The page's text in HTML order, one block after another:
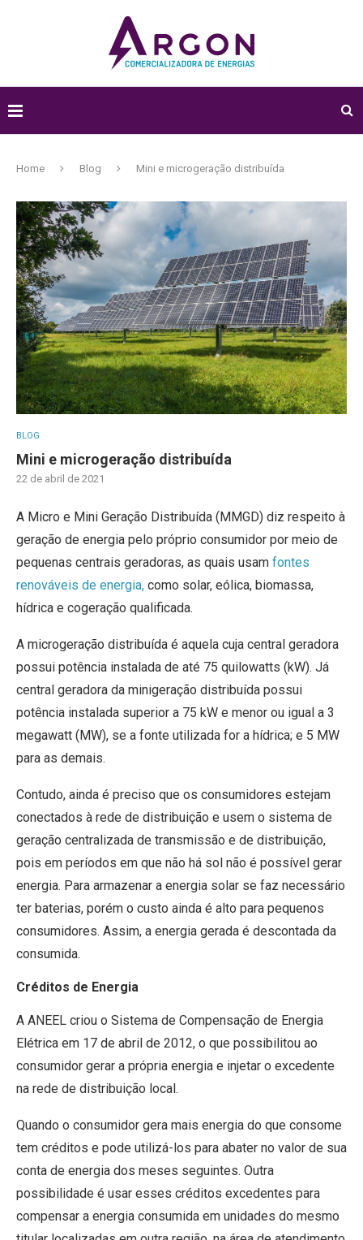
Home Blog Mini e microgeração distribuída
BLOG
Mini e microgeração distribuída
22 de abril de 2021
A Micro e Mini Geração Distribuída (MMGD) diz respeito à
geração de energia pelo próprio consumidor por meio de
pequenas centrais geradoras, as quais usam fontes
renováveis de energia, como solar, eólica, biomassa,
hídrica e cogeração qualificada.
A microgeração distribuída é aquela cuja central geradora
possui potência instalada de até 75 quilowatts (kW). Já
central geradora da minigeração distribuída possui
potência instalada superior a 75 kW e menor ou igual a 3
megawatt (MW), se a fonte utilizada for a hídrica; e 5 MW
para as demais.
Contudo, ainda é preciso que os consumidores estejam
conectados à rede de distribuição e usem o sistema de
geração centralizada de transmissão e de distribuição,
pois em períodos em que não há sol não é possível gerar
energia. Para armazenar a energia solar se faz necessário
ter baterias, porém o custo ainda é alto para pequenos
consumidores. Assim, a energia gerada é descontada da
consumida.
Créditos de Energia
A ANEEL criou o Sistema de Compensação de Energia
Elétrica em 17 de abril de 2012, o que possibilitou ao
consumidor gerar a própria energia e injetar o excedente
na rede de distribuição local.
Quando o consumidor gera mais energia do que consome
tem créditos e pode utilizá-los para abater no valor de sua
conta de energia dos meses seguintes. Outra
possibilidade é usar esses créditos excedentes para
compensar a energia consumida em unidades do mesmo